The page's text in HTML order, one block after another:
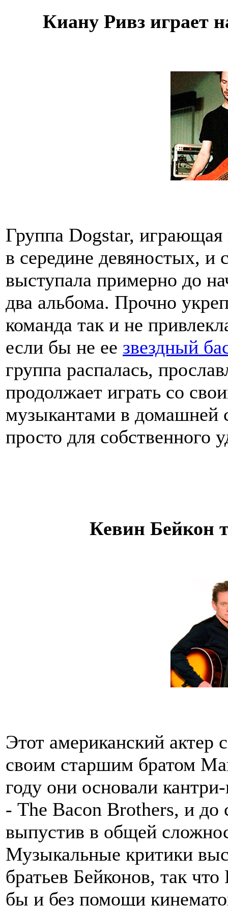
Киану Ривз играет
Группа Dogstar, играющая
в середине девяностых,
выступала примерно до
два альбома. Прочно
команда так и не
если бы не ее звездный
группа распалась,
продолжает играть со
музыкантами в домашней
просто для собственного
Кевин Бейкон
Этот американский актер
своим старшим братом
году они основали
- The Bacon Brothers, и
выпустив в общей
Музыкальные критики
братьев Бейконов, так
бы и без помощи